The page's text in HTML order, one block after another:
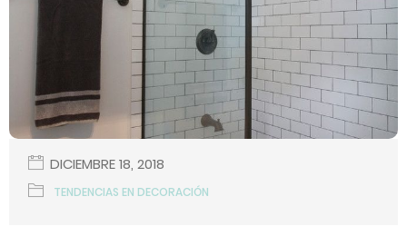
DICIEMBRE 18, 2018
TENDENCIAS EN DECORACIÓN